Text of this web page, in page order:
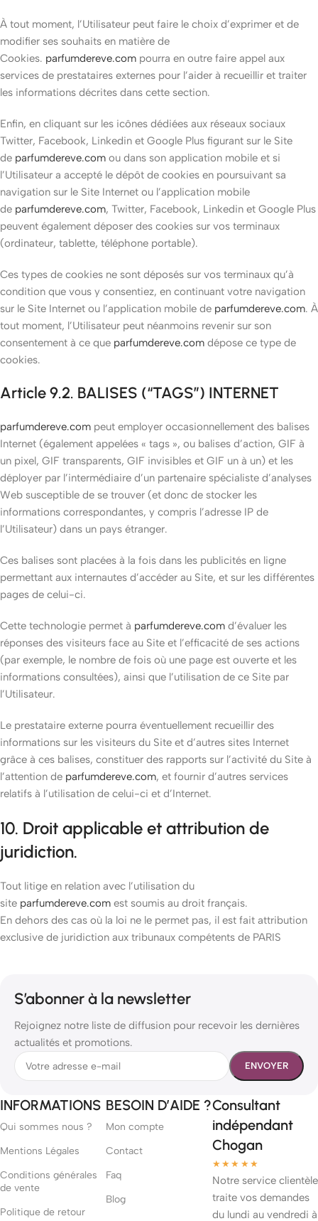
À tout moment, l’Utilisateur peut faire le choix d’exprimer et de
modifier ses souhaits en matière de
Cookies. parfumdereve.com pourra en outre faire appel aux
services de prestataires externes pour l’aider à recueillir et traiter
les informations décrites dans cette section.
Enfin, en cliquant sur les icônes dédiées aux réseaux sociaux
Twitter, Facebook, Linkedin et Google Plus figurant sur le Site
de parfumdereve.com ou dans son application mobile et si
l’Utilisateur a accepté le dépôt de cookies en poursuivant sa
navigation sur le Site Internet ou l’application mobile
de parfumdereve.com, Twitter, Facebook, Linkedin et Google Plus
peuvent également déposer des cookies sur vos terminaux
(ordinateur, tablette, téléphone portable).
Ces types de cookies ne sont déposés sur vos terminaux qu’à
condition que vous y consentiez, en continuant votre navigation
sur le Site Internet ou l’application mobile de parfumdereve.com. À
tout moment, l’Utilisateur peut néanmoins revenir sur son
consentement à ce que parfumdereve.com dépose ce type de
cookies.
Article 9.2. BALISES (“TAGS”) INTERNET
parfumdereve.com peut employer occasionnellement des balises
Internet (également appelées « tags », ou balises d’action, GIF à
un pixel, GIF transparents, GIF invisibles et GIF un à un) et les
déployer par l’intermédiaire d’un partenaire spécialiste d’analyses
Web susceptible de se trouver (et donc de stocker les
informations correspondantes, y compris l’adresse IP de
l’Utilisateur) dans un pays étranger.
Ces balises sont placées à la fois dans les publicités en ligne
permettant aux internautes d’accéder au Site, et sur les différentes
pages de celui-ci.
Cette technologie permet à parfumdereve.com d’évaluer les
réponses des visiteurs face au Site et l’efficacité de ses actions
(par exemple, le nombre de fois où une page est ouverte et les
informations consultées), ainsi que l’utilisation de ce Site par
l’Utilisateur.
Le prestataire externe pourra éventuellement recueillir des
informations sur les visiteurs du Site et d’autres sites Internet
grâce à ces balises, constituer des rapports sur l’activité du Site à
l’attention de parfumdereve.com, et fournir d’autres services
relatifs à l’utilisation de celui-ci et d’Internet.
10. Droit applicable et attribution de
juridiction.
Tout litige en relation avec l’utilisation du
site parfumdereve.com est soumis au droit français.
En dehors des cas où la loi ne le permet pas, il est fait attribution
exclusive de juridiction aux tribunaux compétents de PARIS
S’abonner à la newsletter
Rejoignez notre liste de diffusion pour recevoir les dernières
actualités et promotions.
INFORMATIONS
Qui sommes nous ?
Mentions Légales
Conditions générales
de vente
Politique de retour
BESOIN D’AIDE ?
Mon compte
Contact
Faq
Blog
Consultant
indépendant
Chogan
★★★★★
Notre service clientèle
traite vos demandes
du lundi au vendredi à